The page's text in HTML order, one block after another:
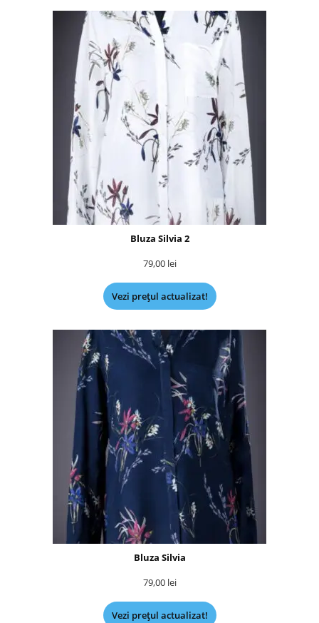
Bluza Silvia 2
79,00 lei
Vezi prețul actualizat!
Bluza Silvia
79,00 lei
Vezi prețul actualizat!